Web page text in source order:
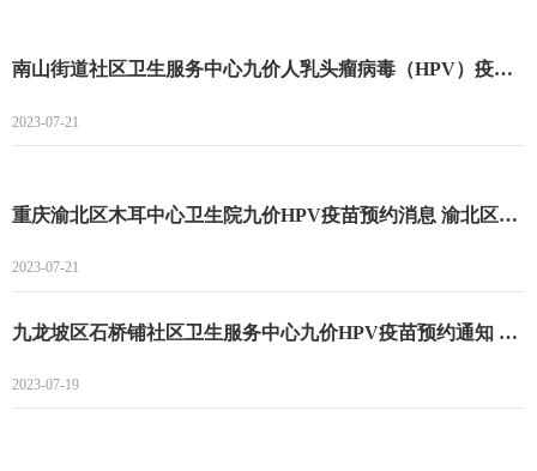
南山街道社区卫生服务中心九价人乳头瘤病毒（HPV）疫苗预订 南山街道社区卫生服务中心九价最新消息
2023-07-21
重庆渝北区木耳中心卫生院九价HPV疫苗预约消息 渝北区木耳中心卫生院九价HPV疫苗预约时间
2023-07-21
九龙坡区石桥铺社区卫生服务中心九价HPV疫苗预约通知 九龙坡区石桥铺社区卫生服务中心九价HPV疫苗预约时间
2023-07-19